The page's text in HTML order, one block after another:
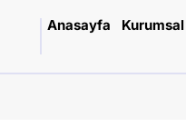
Anasayfa Kurumsal